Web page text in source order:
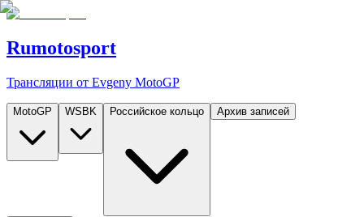
Rumotosport
Трансляции от Evgeny MotoGP
MotoGP WSBK Российское кольцо Архив записей